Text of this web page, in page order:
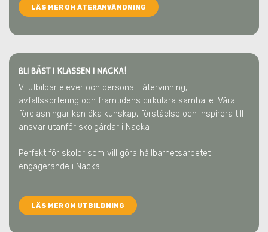
LÄS MER OM ÅTERANVÄNDNING
BLI BÄST I KLASSEN I NACKA!
Vi utbildar elever och personal i återvinning,
avfallssortering och framtidens cirkulära samhälle. Våra
föreläsningar kan öka kunskap, förståelse och inspirera till
ansvar utanför skolgårdar i Nacka .
Perfekt för skolor som vill göra hållbarhetsarbetet
engagerande i Nacka.
LÄS MER OM UTBILDNING